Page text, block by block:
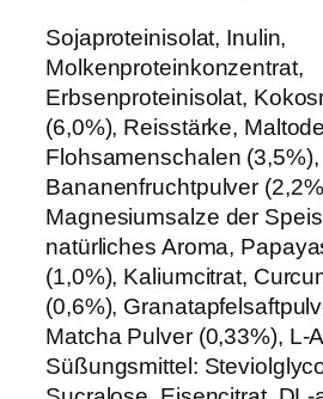
Sojaproteinisolat, Inulin,
Molkenproteinkonzentrat,
Erbsenproteinisolat,
(6,0%), Reisstärke,
Flohsamenschalen (3,5%),
Bananenfruchtpulver
Magnesiumsalze der
natürliches Aroma,
(1,0%), Kaliumcitrat,
(0,6%),
Matcha Pulver (0,33%), L-
Süßungsmittel: